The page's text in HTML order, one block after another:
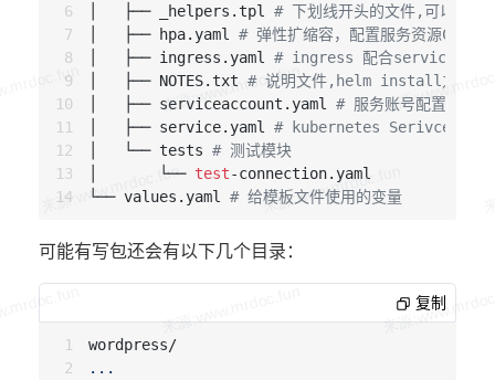
│   ├── _helpers.tpl # 下划线开头的文件,可以被其
│   ├── hpa.yaml # 弹性扩缩容，配置服务资源CPU
│   ├── ingress.yaml # ingress 配合service域名
│   ├── NOTES.txt # 说明文件,helm install之后展
│   ├── serviceaccount.yaml # 服务账号配置
│   ├── service.yaml # kubernetes Serivce
│   └── tests # 测试模块
│       └── test-connection.yaml
└── values.yaml # 给模板文件使用的变量
可能有写包还会有以下几个目录：
复制
...